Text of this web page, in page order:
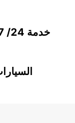
خدمة 24/ 7 في معظم المطارات الرئيسية